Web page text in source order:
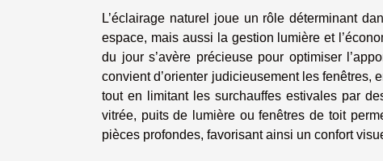
L’éclairage naturel joue un rôle déterminant
espace, mais aussi la gestion lumière et
du jour s’avère précieuse pour optimiser
convient d’orienter judicieusement les fenêtres,
tout en limitant les surchauffes estivales par
vitrée, puits de lumière ou fenêtres de toit
pièces profondes, favorisant ainsi un confort